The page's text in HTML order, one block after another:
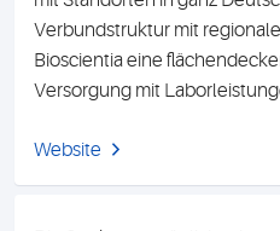
Verbund ärztlich geleiteter
mit Standorten in ganz
Verbundstruktur mit
Bioscientia eine
Website